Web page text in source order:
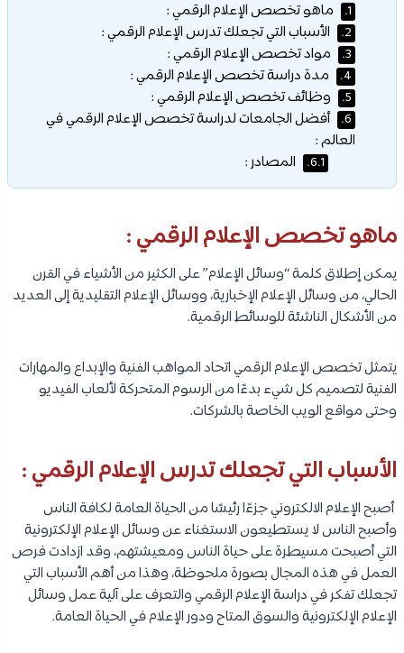
1. ماهو تخصص الإعلام الرقمي :
2. الأسباب التي تجعلك تدرس الإعلام الرقمي :
3. مواد تخصص الإعلام الرقمي :
4. مدة دراسة تخصص الإعلام الرقمي :
5. وظائف تخصص الإعلام الرقمي :
6.
أفضل الجامعات لدراسة تخصص الإعلام الرقمي في
العالم :
6.1. المصادر :
ماهو تخصص الإعلام الرقمي :
يمكن إطلاق كلمة “وسائل الإعلام” على الكثير من الأشياء في القرن
الحالي، من وسائل الإعلام الإخبارية، ووسائل الإعلام التقليدية إلى العديد
من الأشكال الناشئة للوسائط الرقمية.
يتمثل تخصص الإعلام الرقمي اتحاد المواهب الفنية والإبداع والمهارات
الفنية لتصميم كل شيء بدءًا من الرسوم المتحركة لألعاب الفيديو
وحتى مواقع الويب الخاصة بالشركات.
الأسباب التي تجعلك تدرس الإعلام الرقمي :
أصبح الإعلام الالكتروني جزءًا رئيسًا من الحياة العامة لكافة الناس
وأصبح الناس لا يستطيعون الاستغناء عن وسائل الإعلام الإلكترونية
التي أصبحت مسيطرة على حياة الناس ومعيشتهم، وقد ازدادت فرص
العمل في هذه المجال بصورة ملحوظة، وهذا من أهم الأسباب التي
تجعلك تفكر في دراسة الإعلام الرقمي والتعرف على آلية عمل وسائل
الإعلام الإلكترونية والسوق المتاح ودور الإعلام في الحياة العامة.